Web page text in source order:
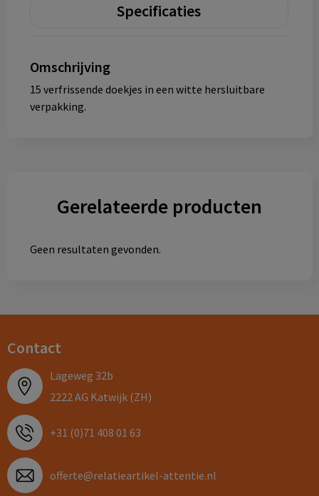
Specificaties
Omschrijving
15 verfrissende doekjes in een witte hersluitbare
verpakking.
Gerelateerde producten
Geen resultaten gevonden.
Contact
Lageweg 32b
2222 AG Katwijk (ZH)
+31 (0)71 408 01 63
offerte@relatieartikel-attentie.nl